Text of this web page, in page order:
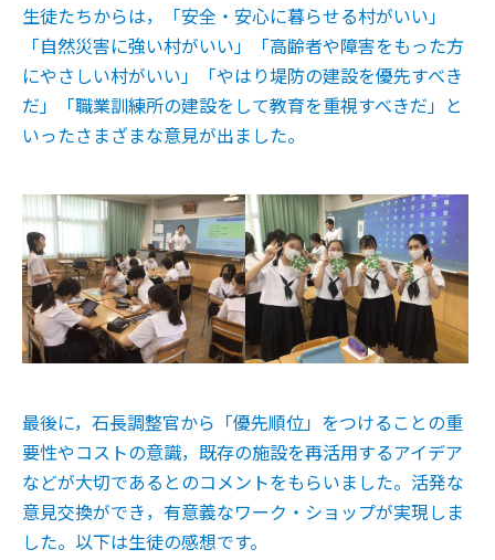
生徒たちからは，「安全・安心に暮らせる村がいい」
「自然災害に強い村がいい」「高齢者や障害をもった方
にやさしい村がいい」「やはり堤防の建設を優先すべき
だ」「職業訓練所の建設をして教育を重視すべきだ」と
いったさまざまな意見が出ました。
最後に，石長調整官から「優先順位」をつけることの重
要性やコストの意識，既存の施設を再活用するアイデア
などが大切であるとのコメントをもらいました。活発な
意見交換ができ，有意義なワーク・ショップが実現しま
した。以下は生徒の感想です。